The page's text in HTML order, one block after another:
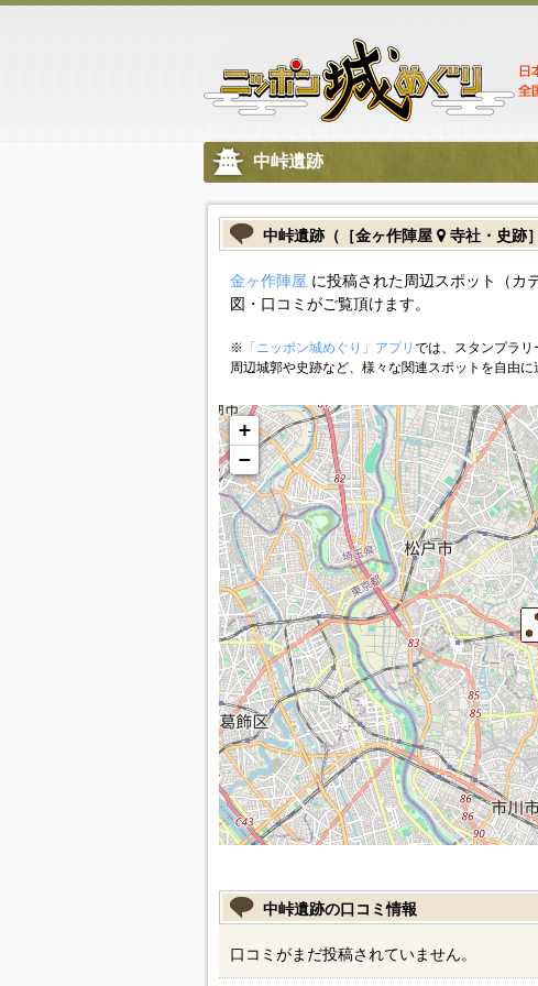
中峠遺跡
中峠遺跡（［金ヶ作陣屋 寺社・史跡］
金ヶ作陣屋 に投稿された周辺スポット（カ
図・口コミがご覧頂けます。
※ 「ニッポン城めぐり」アプリ では、スタンプラリ
周辺城郭や史跡など、様々な関連スポットを自由に
+
−
中峠遺跡の口コミ情報
口コミがまだ投稿されていません。